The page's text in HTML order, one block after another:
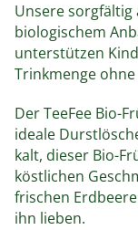
Unsere sorgfältig
biologischem
unterstützen
Trinkmenge
Der TeeFee Bio-
ideale
kalt, dieser Bio-
köstlichen
frischen
ihn lieben.